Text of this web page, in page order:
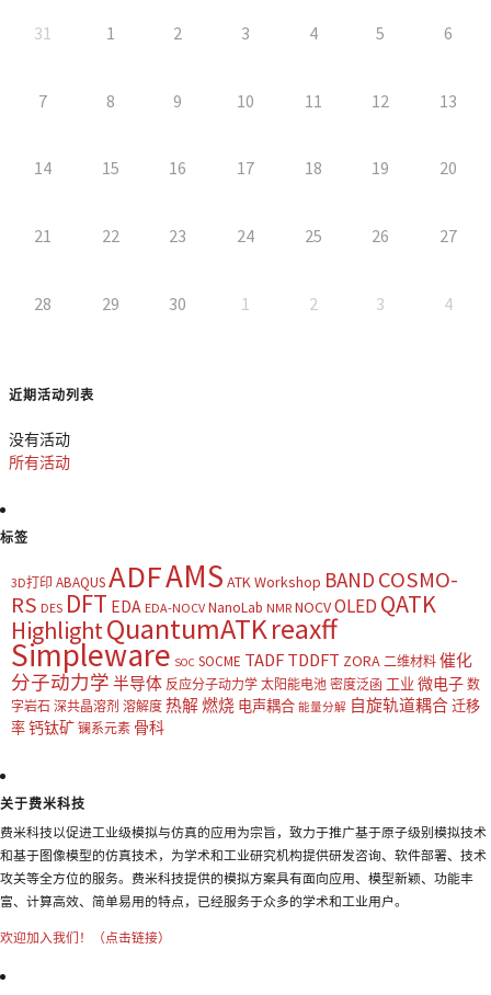
31 1 2 3 4 5 6
7 8 9 10 11 12 13
14 15 16 17 18 19 20
21 22 23 24 25 26 27
28 29 30 1 2 3 4
近期活动列表
没有活动
所有活动
标签
3D打印 ABAQUSADFAMS ATK Workshop BAND COSMO-
RS DES DFT EDA EDA-NOCV NanoLab NMR NOCVOLED QATK
HighlightQuantumATKreaxff
Simpleware SOC SOCME TADF TDDFT ZORA 二维材料 催化
分子动力学 半导体 反应分子动力学 太阳能电池 密度泛函 工业 微电子 数
字岩石 深共晶溶剂 溶解度 热解燃烧 电声耦合 能量分解 自旋轨道耦合迁移
率钙钛矿 镧系元素 骨科
关于费米科技
费米科技以促进工业级模拟与仿真的应用为宗旨，致力于推广基于原子级别模拟技术
和基于图像模型的仿真技术，为学术和工业研究机构提供研发咨询、软件部署、技术
攻关等全方位的服务。费米科技提供的模拟方案具有面向应用、模型新颖、功能丰
富、计算高效、简单易用的特点，已经服务于众多的学术和工业用户。
欢迎加入我们！（点击链接）